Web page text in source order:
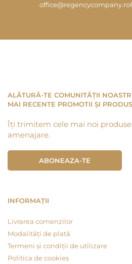
office@regencycompany.ro
ALĂTURĂ-TE COMUNITĂȚII
MAI RECENTE PROMOTII ȘI
Îți trimitem cele mai noi
amenajare.
ABONEAZA-TE
INFORMAȚII
Livrarea comenzilor
Modalități de plată
Termeni și condiții de utilizare
Politica de cookies